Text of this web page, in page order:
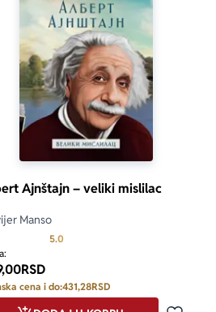
Ajnštajn – veliki mislilac
Manso
5.0
RSD
cena i do:431,28RSD